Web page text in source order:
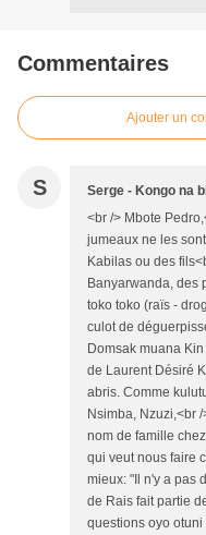
Commentaires
Ajouter un
S Serge - Kongo na
<br /> Mbote
jumeaux ne les
Kabilas ou des
Banyarwanda, des
toko toko (raïs -
culot de
Domsak muana
de Laurent Désiré
abris. Comme
Nsimba, Nzuzi,<br
nom de famille
qui veut nous faire
mieux: "Il n'y a pas
de Rais fait partie
questions oyo